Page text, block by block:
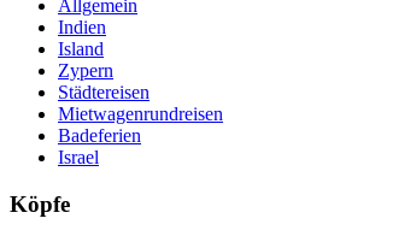
Allgemein
Indien
Island
Zypern
Städtereisen
Mietwagenrundreisen
Badeferien
Israel
Köpfe